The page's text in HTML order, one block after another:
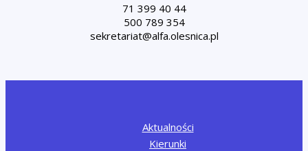
71 399 40 44
500 789 354
Aktualności
Kierunki